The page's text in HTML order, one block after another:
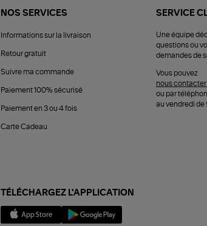
NOS SERVICES
Informations sur la livraison
Retour gratuit
Suivre ma commande
Paiement 100% sécurisé
Paiement en 3 ou 4 fois
Carte Cadeau
SERVICE
Une équipe
questions ou
demandes de
Vous pouvez
nous contacter
ou par
au vendredi de
TÉLÉCHARGEZ L'APPLICATION